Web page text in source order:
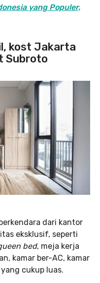
yang Populer,
kost Jakarta
Subroto
dari kantor
eksklusif, seperti
bed, meja kerja
kamar ber-AC, kamar
cukup luas.